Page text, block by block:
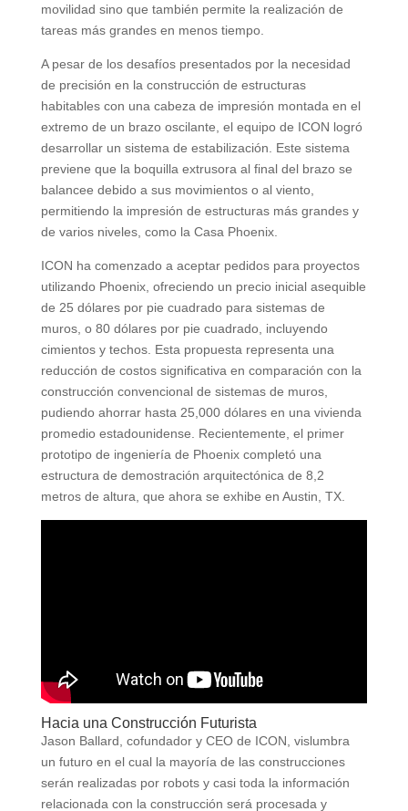
movilidad sino que también permite la realización de
tareas más grandes en menos tiempo.
A pesar de los desafíos presentados por la necesidad
de precisión en la construcción de estructuras
habitables con una cabeza de impresión montada en el
extremo de un brazo oscilante, el equipo de ICON logró
desarrollar un sistema de estabilización. Este sistema
previene que la boquilla extrusora al final del brazo se
balancee debido a sus movimientos o al viento,
permitiendo la impresión de estructuras más grandes y
de varios niveles, como la Casa Phoenix.
ICON ha comenzado a aceptar pedidos para proyectos
utilizando Phoenix, ofreciendo un precio inicial asequible
de 25 dólares por pie cuadrado para sistemas de
muros, o 80 dólares por pie cuadrado, incluyendo
cimientos y techos. Esta propuesta representa una
reducción de costos significativa en comparación con la
construcción convencional de sistemas de muros,
pudiendo ahorrar hasta 25,000 dólares en una vivienda
promedio estadounidense. Recientemente, el primer
prototipo de ingeniería de Phoenix completó una
estructura de demostración arquitectónica de 8,2
metros de altura, que ahora se exhibe en Austin, TX.
Hacia una Construcción Futurista
Jason Ballard, cofundador y CEO de ICON, vislumbra
un futuro en el cual la mayoría de las construcciones
serán realizadas por robots y casi toda la información
relacionada con la construcción será procesada y